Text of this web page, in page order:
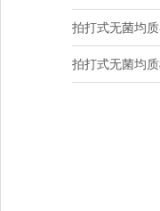
拍打式无菌均
拍打式无菌均